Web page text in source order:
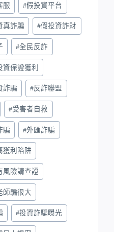
服 #假投資平台
真詐騙 #假投資詐財
#全民反詐
資保證獲利
詐騙 #反詐聯盟
#受害者自救
騙 #外匯詐騙
獲利陷阱
風險請查證
師騙很大
#投資詐騙曝光